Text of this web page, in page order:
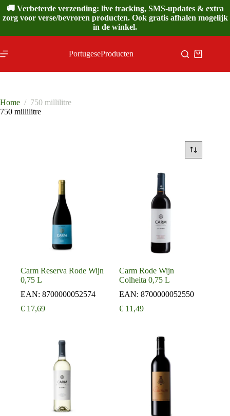
Ga
naar
de
🚚 Verbeterde verzending: live tracking, SMS-updates & extra
zorg voor verse/bevroren producten. Ook gratis afhalen mogelijk
in de winkel.
PortugeseProducten
Home / 750 millilitre
750 millilitre
Carm Reserva Rode Wijn
0,75 L
EAN: 8700000052574
€ 17,69
Carm Rode Wijn
Colheita 0,75 L
EAN:8700000052550
€ 11,49